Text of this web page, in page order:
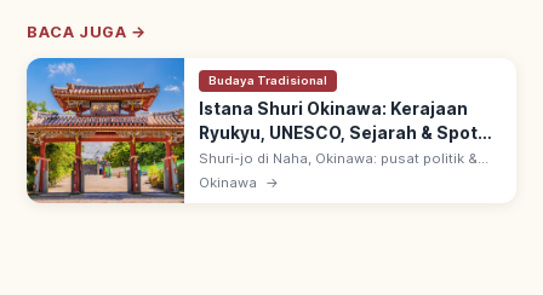
BACA JUGA →
Budaya Tradisional
Istana Shuri Okinawa: Kerajaan
Ryukyu, UNESCO, Sejarah & Spot
Utama
Shuri-jo di Naha, Okinawa: pusat politik &
budaya Kerajaan Ryukyu selama 450 tahun
Okinawa →